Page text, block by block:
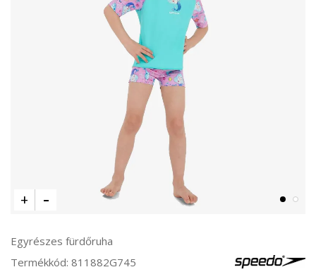
Egyrészes fürdőruha
Termékkód: 811882G745